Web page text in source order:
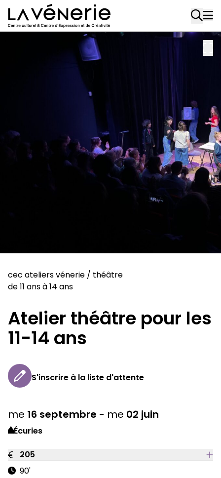
Aller au contenu principal
cec ateliers vénerie / théâtre
de 11 ans à 14 ans
Atelier théâtre pour les
11-14 ans
S'inscrire à la liste d'attente
me 16 septembre - me 02 juin
Écuries
205
90'